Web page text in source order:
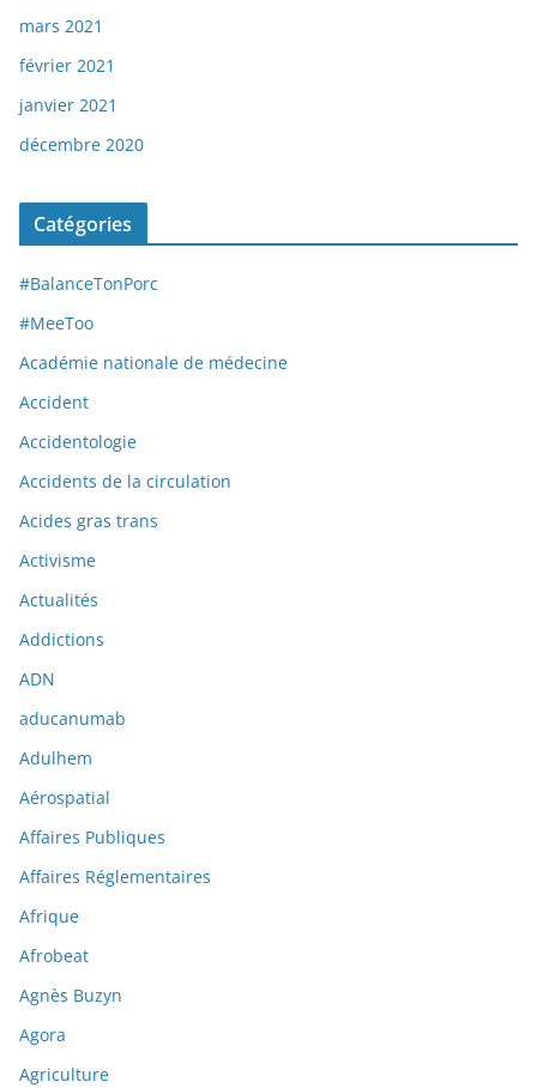
mars 2021
février 2021
janvier 2021
décembre 2020
Catégories
#BalanceTonPorc
#MeeToo
Académie nationale de médecine
Accident
Accidentologie
Accidents de la circulation
Acides gras trans
Activisme
Actualités
Addictions
ADN
aducanumab
Adulhem
Aérospatial
Affaires Publiques
Affaires Réglementaires
Afrique
Afrobeat
Agnès Buzyn
Agora
Agriculture